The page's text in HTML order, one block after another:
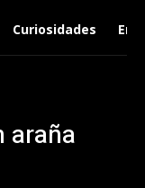
Curiosidades
araña